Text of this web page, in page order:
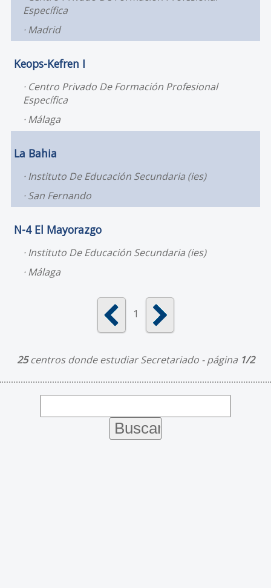
Específica
Madrid
Keops-Kefren I
Centro Privado De Formación Profesional
Específica
Málaga
La Bahia
Instituto De Educación Secundaria (ies)
San Fernando
N-4 El Mayorazgo
Instituto De Educación Secundaria (ies)
Málaga
1
25centros donde estudiar Secretariado - página 1/2